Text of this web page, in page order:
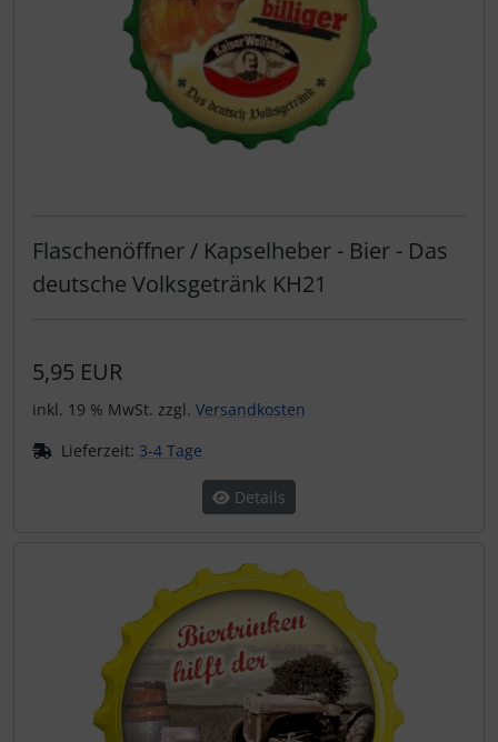
Flaschenöffner / Kapselheber - Bier - Das
deutsche Volksgetränk KH21
5,95 EUR
inkl. 19 % MwSt. zzgl. Versandkosten
Lieferzeit: 3-4 Tage
Details